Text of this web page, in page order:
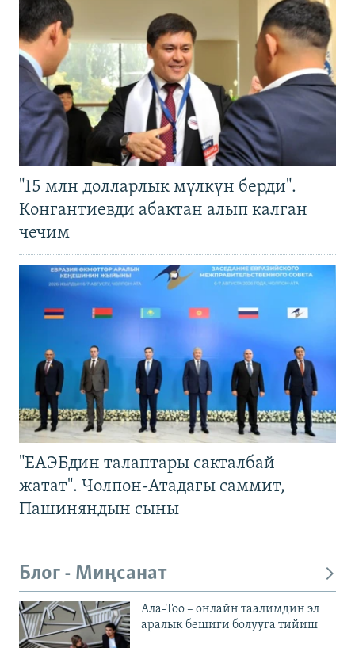
"15 млн долларлык мүлкүн берди".
Конгантиевди абактан алып калган
чечим
"ЕАЭБдин талаптары сакталбай
жатат". Чолпон-Атадагы саммит,
Пашиняндын сыны
Блог - Миңсанат
Ала-Тоо – онлайн таалимдин эл
аралык бешиги болууга тийиш